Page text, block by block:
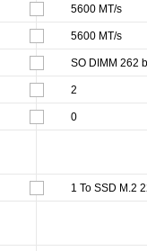
5600 MT/s
5600 MT/s
SO DIMM 262
2
0
1 To SSD M.2